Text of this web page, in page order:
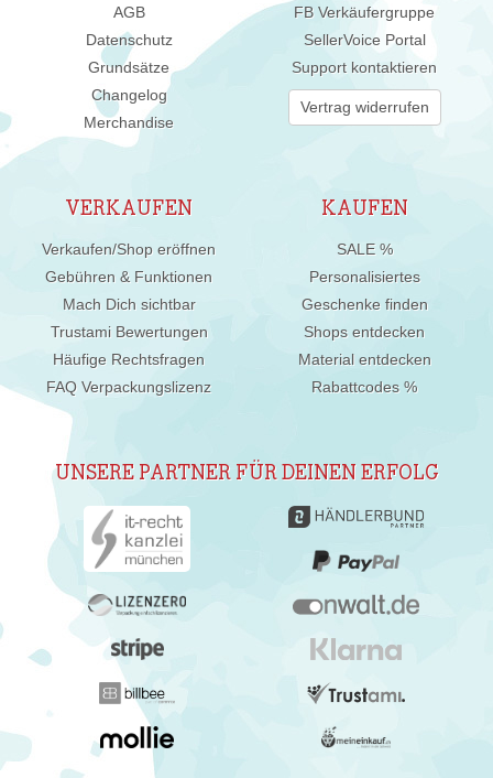
AGB
Datenschutz
Grundsätze
Changelog
Merchandise
FB Verkäufergruppe
SellerVoice Portal
Support kontaktieren
Vertrag widerrufen
VERKAUFEN
Verkaufen/Shop eröffnen
Gebühren & Funktionen
Mach Dich sichtbar
Trustami Bewertungen
Häufige Rechtsfragen
FAQ Verpackungslizenz
KAUFEN
SALE %
Personalisiertes
Geschenke finden
Shops entdecken
Material entdecken
Rabattcodes %
UNSERE PARTNER FÜR DEINEN ERFOLG